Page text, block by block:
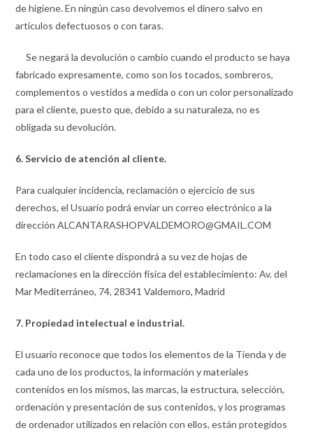
de higiene. En ningún caso devolvemos el dinero salvo en
artículos defectuosos o con taras.
Se negará la devolución o cambio cuando el producto se haya
fabricado expresamente, como son los tocados, sombreros,
complementos o vestidos a medida o con un color personalizado
para el cliente, puesto que, debido a su naturaleza, no es
obligada su devolución.
6. Servicio de atención al cliente.
Para cualquier incidencia, reclamación o ejercicio de sus
derechos, el Usuario podrá enviar un correo electrónico a la
dirección ALCANTARASHOPVALDEMORO@GMAIL.COM
En todo caso el cliente dispondrá a su vez de hojas de
reclamaciones en la dirección física del establecimiento: Av. del
Mar Mediterráneo, 74, 28341 Valdemoro, Madrid
7. Propiedad intelectual e industrial.
El usuario reconoce que todos los elementos de la Tienda y de
cada uno de los productos, la información y materiales
contenidos en los mismos, las marcas, la estructura, selección,
ordenación y presentación de sus contenidos, y los programas
de ordenador utilizados en relación con ellos, están protegidos